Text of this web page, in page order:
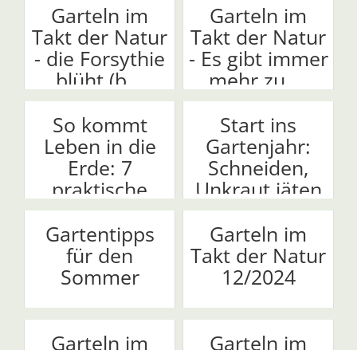
Garteln im
Takt der Natur
- die Forsythie
blüht (b...
Garteln im
Takt der Natur
- Es gibt immer
mehr zu ...
So kommt
Leben in die
Erde: 7
praktische
Tipps
Start ins
Gartenjahr:
Schneiden,
Unkraut jäten
und...
Gartentipps
für den
Sommer
Garteln im
Takt der Natur
12/2024
Garteln im Garteln im